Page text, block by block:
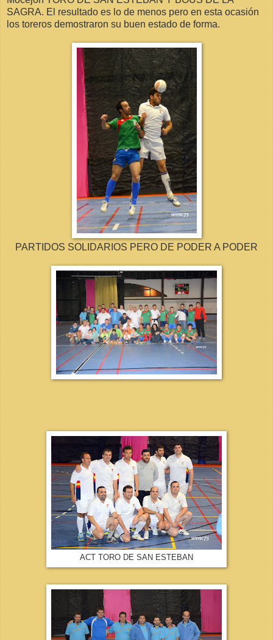
SAGRA. El resultado es lo de menos pero en esta ocasión
los toreros demostraron su buen estado de forma.
PARTIDOS SOLIDARIOS PERO DE PODER A PODER
ACT TORO DE SAN ESTEBAN